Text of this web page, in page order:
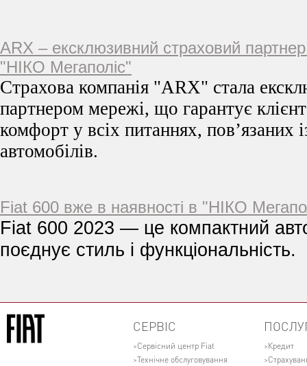
ARX – ексклюзивний страховий
"НІКО Мегаполіс"
Страхова компанія "ARX" стала
партнером мережі, що гарантує
комфорт у всіх питаннях, пов’язаних
автомобілів.
Fiat 600 вже в наявності в "НІКО
Fiat 600 2023 — це компактний
поєднує стиль і функціональність.
СЕРВІС
Сервісний центр Fiat
Технічне обслуговування
Кредит